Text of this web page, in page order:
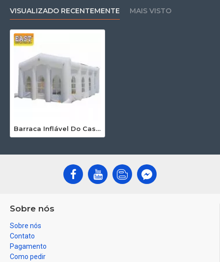
VISUALIZADO RECENTEMENTE MAIS VISTO
Barraca Inflável Do Casamento
Sobre nós
Sobre nós
Contato
Pagamento
Como pedir